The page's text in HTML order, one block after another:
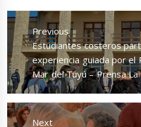
Navegación
de
entradas
Previous
Previous
post:
Estudiantes costeros
experiencia guiada por el
Mar del Tuyú – Prensa La
Next